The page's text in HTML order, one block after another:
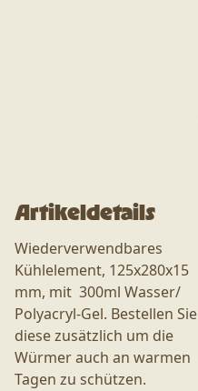
Artikeldetails
Wiederverwendbares
Kühlelement, 125x280x15
mm, mit 300ml Wasser/
Polyacryl-Gel. Bestellen Sie
diese zusätzlich um die
Würmer auch an warmen
Tagen zu schützen.